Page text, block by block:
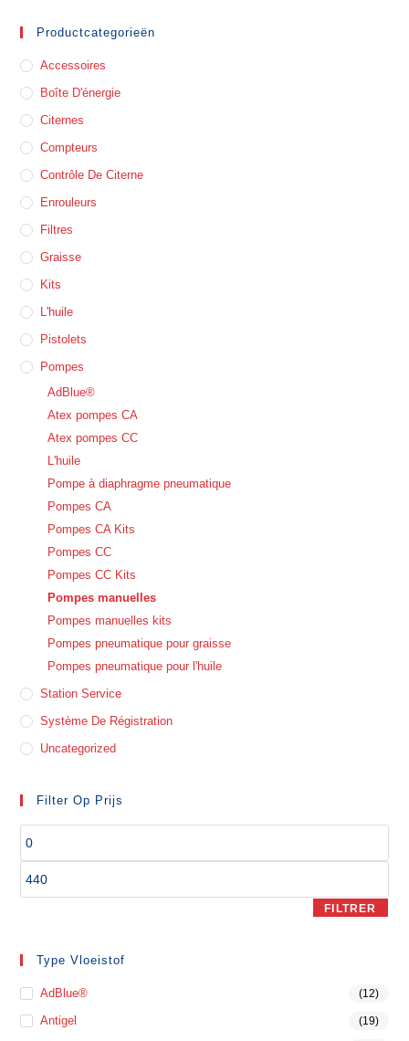
Productcategorieën
Accessoires
Boîte D'énergie
Citernes
Compteurs
Contrôle De Citerne
Enrouleurs
Filtres
Graisse
Kits
L'huile
Pistolets
Pompes
AdBlue®
Atex pompes CA
Atex pompes CC
L'huile
Pompe à diaphragme pneumatique
Pompes CA
Pompes CA Kits
Pompes CC
Pompes CC Kits
Pompes manuelles
Pompes manuelles kits
Pompes pneumatique pour graisse
Pompes pneumatique pour l'huile
Station Service
Système De Régistration
Uncategorized
Filter Op Prijs
FILTRER
Type Vloeistof
AdBlue® (12)
Antigel (19)